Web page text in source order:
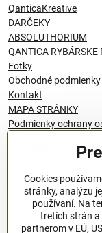
QanticaKreative
DARČEKY
ABSOLUTHORIUM
QANTICA RYBÁRSKE
Fotky
Obchodné podmienky
Kontakt
MAPA STRÁNKY
Podmienky ochrany
© 1996 -
Podmienky ochrany
OBCHODNÉ
Cookies
stránky, analýzu
používaní. Na
tretích strán a
partnerom v EÚ,